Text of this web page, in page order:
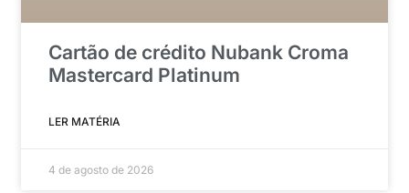
Cartão de crédito Nubank Croma
Mastercard Platinum
LER MATÉRIA
4 de agosto de 2026